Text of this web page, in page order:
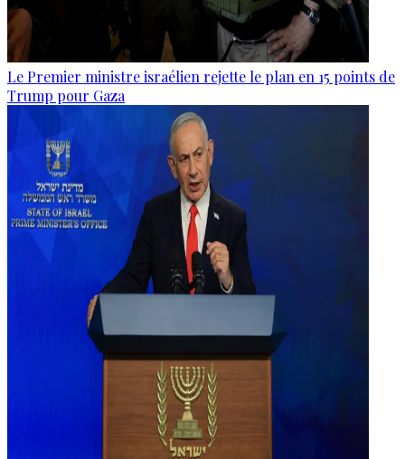
Le Premier ministre israélien rejette le plan en 15 points de
Trump pour Gaza